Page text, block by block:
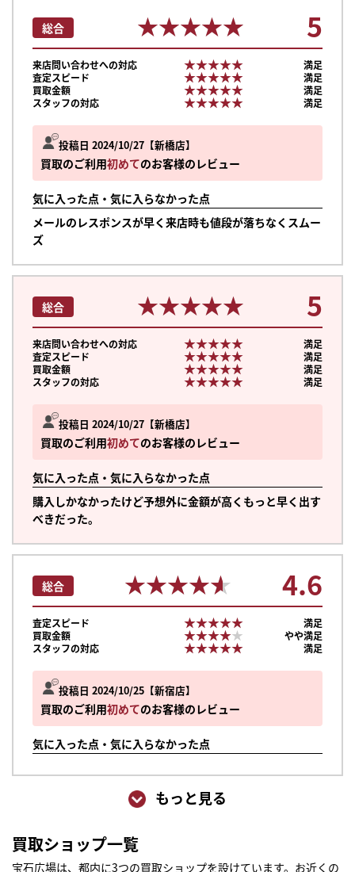
投稿日 2024/10/27 新橋店
買取のご利用初めてのお客様のレビュー
気に入った点・気に入らなかった点
メールのレスポンスが早く来店時も値段が落ちなくスムー
ズ
総合 ★★★★★
★★★★★ 5
来店問い合わせへの対応 ★★★★★
★★★★★
満足
査定スピード
★★★★★
★★★★★
満足
買取金額
★★★★★
★★★★★
満足
スタッフの対応
★★★★★
★★★★★ 満足
投稿日 2024/10/27 新橋店
買取のご利用初めてのお客様のレビュー
気に入った点・気に入らなかった点
購入しかなかったけど予想外に金額が高くもっと早く出す
べきだった。
総合 ★★★★★
★★★★★ 5
来店問い合わせへの対応 ★★★★★
★★★★★
満足
査定スピード
★★★★★
★★★★★
満足
買取金額
★★★★★
★★★★★
満足
スタッフの対応
★★★★★
★★★★★ 満足
投稿日 2024/10/25 新宿店
買取のご利用初めてのお客様のレビュー
気に入った点・気に入らなかった点
総合 ★★★★★
★★★★★ 4.6
査定スピード ★★★★★
★★★★★
満足
買取金額
★★★★★
★★★★★
やや満足
スタッフの対応
★★★★★
★★★★★ 満足
もっと見る
買取ショップ一覧
宝石広場は、都内に3つの買取ショップを設けています。お近くの
かんたん30秒でお試し査定